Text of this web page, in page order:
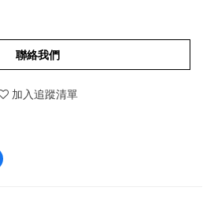
聯絡我們
加入追蹤清單